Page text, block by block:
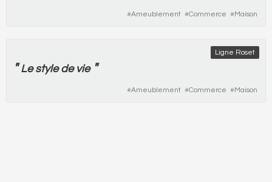
#Ameublement #Commerce #Maison
Ligne Roset
" Le style de vie "
#Ameublement #Commerce #Maison